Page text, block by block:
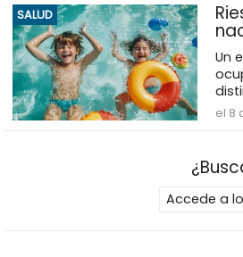
SALUD
Un
el 8
Accede a